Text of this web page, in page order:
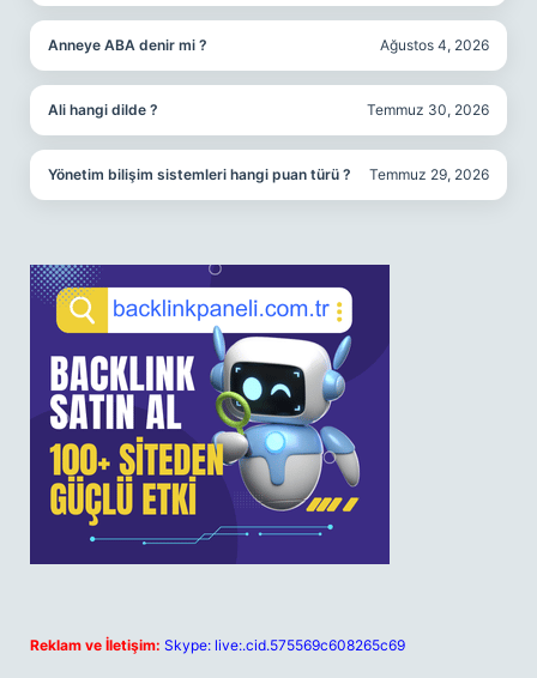
Anneye ABA denir mi ? Ağustos 4, 2026
Ali hangi dilde ? Temmuz 30, 2026
Yönetim bilişim sistemleri hangi puan türü ? Temmuz 29, 2026
Reklam ve İletişim: Skype: live:.cid.575569c608265c69